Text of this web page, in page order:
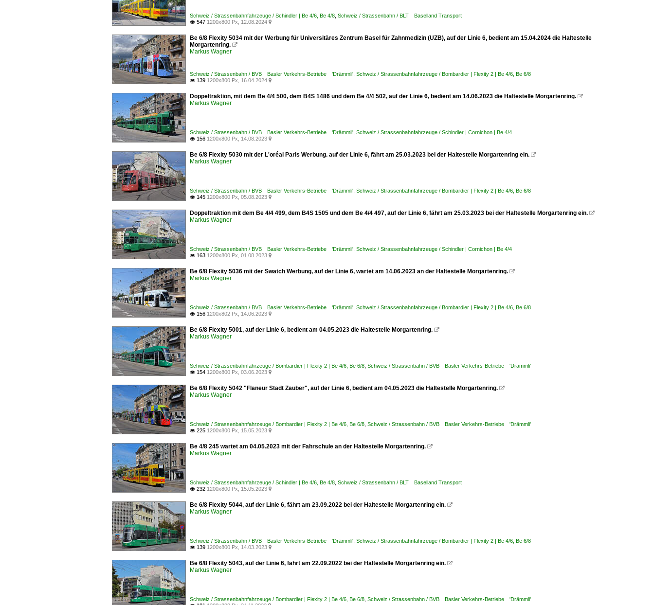
Schweiz / Strassenbahnfahrzeuge / Schindler | Be 4/6, Be 4/8 Schweiz / Strassenbahn / BLT Baselland Transport
 547 1200x800 Px, 12.08.2024 
Be 6/8 Flexity 5034 mit der Werbung für Universitäres Zentrum Basel für Zahnmedizin (UZB), auf der Linie 6, bedient am 15.04.2024 die Haltestelle
Morgartenring. 
Markus Wagner
Schweiz / Strassenbahn / BVB Basler Verkehrs-Betriebe 'Drämmli' Schweiz / Strassenbahnfahrzeuge / Bombardier | Flexity 2 | Be 4/6, Be 6/8
 139 1200x800 Px, 16.04.2024 
Doppeltraktion, mit dem Be 4/4 500, dem B4S 1486 und dem Be 4/4 502, auf der Linie 6, bedient am 14.06.2023 die Haltestelle Morgartenring. 
Markus Wagner
Schweiz / Strassenbahn / BVB Basler Verkehrs-Betriebe 'Drämmli' Schweiz / Strassenbahnfahrzeuge / Schindler | Cornichon | Be 4/4
 156 1200x800 Px, 14.08.2023 
Be 6/8 Flexity 5030 mit der L'oréal Paris Werbung. auf der Linie 6, fährt am 25.03.2023 bei der Haltestelle Morgartenring ein. 
Markus Wagner
Schweiz / Strassenbahn / BVB Basler Verkehrs-Betriebe 'Drämmli' Schweiz / Strassenbahnfahrzeuge / Bombardier | Flexity 2 | Be 4/6, Be 6/8
 145 1200x800 Px, 05.08.2023 
Doppeltraktion mit dem Be 4/4 499, dem B4S 1505 und dem Be 4/4 497, auf der Linie 6, fährt am 25.03.2023 bei der Haltestelle Morgartenring ein. 
Markus Wagner
Schweiz / Strassenbahn / BVB Basler Verkehrs-Betriebe 'Drämmli' Schweiz / Strassenbahnfahrzeuge / Schindler | Cornichon | Be 4/4
 163 1200x800 Px, 01.08.2023 
Be 6/8 Flexity 5036 mit der Swatch Werbung, auf der Linie 6, wartet am 14.06.2023 an der Haltestelle Morgartenring. 
Markus Wagner
Schweiz / Strassenbahn / BVB Basler Verkehrs-Betriebe 'Drämmli' Schweiz / Strassenbahnfahrzeuge / Bombardier | Flexity 2 | Be 4/6, Be 6/8
 156 1200x802 Px, 14.06.2023 
Be 6/8 Flexity 5001, auf der Linie 6, bedient am 04.05.2023 die Haltestelle Morgartenring. 
Markus Wagner
Schweiz / Strassenbahnfahrzeuge / Bombardier | Flexity 2 | Be 4/6, Be 6/8 Schweiz / Strassenbahn / BVB Basler Verkehrs-Betriebe 'Drämmli'
 154 1200x800 Px, 03.06.2023 
Be 6/8 Flexity 5042 "Flaneur Stadt Zauber", auf der Linie 6, bedient am 04.05.2023 die Haltestelle Morgartenring. 
Markus Wagner
Schweiz / Strassenbahnfahrzeuge / Bombardier | Flexity 2 | Be 4/6, Be 6/8 Schweiz / Strassenbahn / BVB Basler Verkehrs-Betriebe 'Drämmli'
 225 1200x800 Px, 15.05.2023 
Be 4/8 245 wartet am 04.05.2023 mit der Fahrschule an der Haltestelle Morgartenring. 
Markus Wagner
Schweiz / Strassenbahnfahrzeuge / Schindler | Be 4/6, Be 4/8 Schweiz / Strassenbahn / BLT Baselland Transport
 232 1200x800 Px, 15.05.2023 
Be 6/8 Flexity 5044, auf der Linie 6, fährt am 23.09.2022 bei der Haltestelle Morgartenring ein. 
Markus Wagner
Schweiz / Strassenbahn / BVB Basler Verkehrs-Betriebe 'Drämmli' Schweiz / Strassenbahnfahrzeuge / Bombardier | Flexity 2 | Be 4/6, Be 6/8
 139 1200x800 Px, 14.03.2023 
Be 6/8 Flexity 5043, auf der Linie 6, fährt am 22.09.2022 bei der Haltestelle Morgartenring ein. 
Markus Wagner
Schweiz / Strassenbahnfahrzeuge / Bombardier | Flexity 2 | Be 4/6, Be 6/8 Schweiz / Strassenbahn / BVB Basler Verkehrs-Betriebe 'Drämmli'